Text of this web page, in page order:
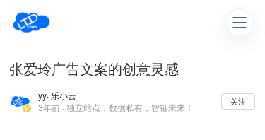
张爱玲广告文案的创意灵感
yy· 乐小云
3年前 · 独立站点，数据私有，智链未来！
关注